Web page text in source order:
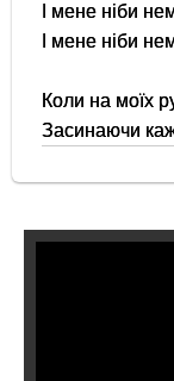
І мене ніби
І мене ніби
Коли на моїх
Засинаючи